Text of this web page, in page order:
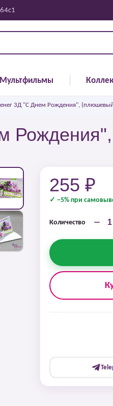
Мультфильмы
3Д "С Днем Рождения",
255 ₽
✓ −5% при
Количество −